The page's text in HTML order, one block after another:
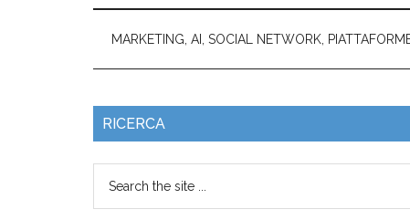
MARKETING, AI, SOCIAL NETWORK,
RICERCA